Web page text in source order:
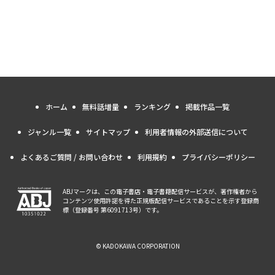
ホーム 無料話増量 ランキング 掲載作品一覧
ジャンル一覧 サイトマップ 利用者情報の外部送信について
よくあるご質問 / お問い合わせ 利用規約 プライバシーポリシー
ABJマークは、この電子書店・電子書籍配信サービスが、著作権者から
コンテンツ使用許諾を得た正規版配信サービスであることを示す登録商
標（登録番号 第6091713号）です。
© KADOKAWA CORPORATION